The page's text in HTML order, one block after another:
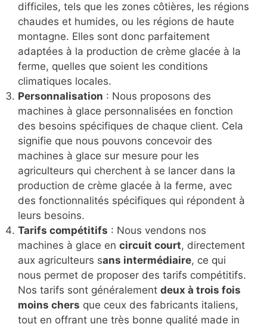
difficiles, tels que les zones côtières, les régions
chaudes et humides, ou les régions de haute
montagne. Elles sont donc parfaitement
adaptées à la production de crème glacée à la
ferme, quelles que soient les conditions
climatiques locales.
Personnalisation : Nous proposons des
machines à glace personnalisées en fonction
des besoins spécifiques de chaque client. Cela
signifie que nous pouvons concevoir des
machines à glace sur mesure pour les
agriculteurs qui cherchent à se lancer dans la
production de crème glacée à la ferme, avec
des fonctionnalités spécifiques qui répondent à
leurs besoins.
Tarifs compétitifs : Nous vendons nos
machines à glace en circuit court, directement
aux agriculteurs sans intermédiaire, ce qui
nous permet de proposer des tarifs compétitifs.
Nos tarifs sont généralement deux à trois fois
moins chers que ceux des fabricants italiens,
tout en offrant une très bonne qualité made in